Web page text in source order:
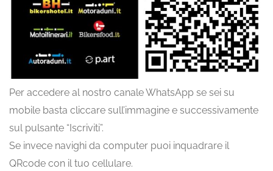
Per accedere al nostro canale WhatsApp se sei su
mobile basta cliccare sull’immagine e successivamente
sul pulsante “Iscriviti”.
Se invece navighi da computer puoi inquadrare il
QRcode con il tuo cellulare.